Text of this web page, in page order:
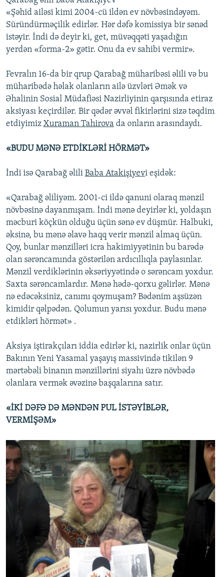
«Şəhid ailəsi kimi 2004-cü ildən ev növbəsindəyəm.
Süründürməçilik edirlər. Hər dəfə komissiya bir sənəd
istəyir. İndi də deyir ki, get, müvəqqəti yaşadığın
yerdən «forma-2» gətir. Onu da ev sahibi vermir».
Fevralın 16-da bir qrup Qarabağ müharibəsi əlili və bu
müharibədə həlak olanların ailə üzvləri Əmək və
Əhalinin Sosial Müdafiəsi Nazirliyinin qarşısında etiraz
aksiyası keçirdilər. Bir qədər əvvəl fikirlərini sizə təqdim
etdiyimiz Xuraman Tahirova da onların arasındaydı.
«BUDU MƏNƏ ETDİKLƏRİ HÖRMƏT»
İndi isə Qarabağ əlili Baba Atakişiyevi eşidək:
«Qarabağ əliliyəm. 2001-ci ildə qanuni olaraq mənzil
növbəsinə dayanmışam. İndi mənə deyirlər ki, yoldaşın
məcburi köçkün olduğu üçün sənə ev düşmür. Halbuki,
əksinə, bu mənə əlavə haqq verir mənzil almaq üçün.
Qoy, bunlar mənzilləri icra hakimiyyətinin bu barədə
olan sərəncamında göstərilən ardıcıllıqla paylasınlar.
Mənzil verdiklərinin əksəriyyətində o sərəncam yoxdur.
Saxta sərəncamlardır. Mənə hədə-qorxu gəlirlər. Mənə
nə edəcəksiniz, canımı qoymuşam? Bədənim aşsüzən
kimidir qəlpədən. Qolumun yarısı yoxdur. Budu mənə
etdikləri hörmət» .
Aksiya iştirakçıları iddia edirlər ki, nazirlik onlar üçün
Bakının Yeni Yasamal yaşayış massivində tikilən 9
mərtəbəli binanın mənzillərini siyahı üzrə növbədə
olanlara vermək əvəzinə başqalarına satır.
«İKİ DƏFƏ DƏ MƏNDƏN PUL İSTƏYİBLƏR,
VERMİŞƏM»